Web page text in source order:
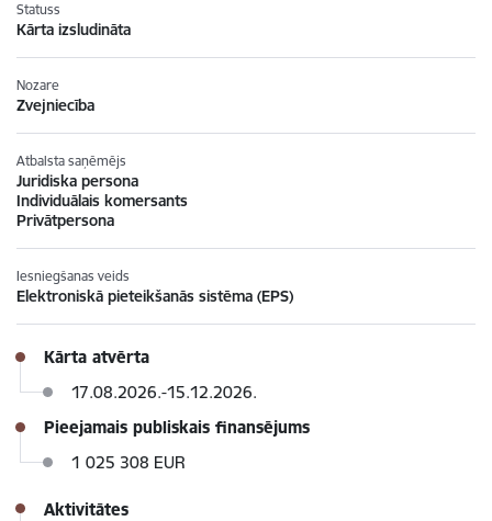
Statuss
Kārta izsludināta
Nozare
Zvejniecība
Atbalsta saņēmējs
Juridiska persona
Individuālais komersants
Privātpersona
Iesniegšanas veids
Elektroniskā pieteikšanās sistēma (EPS)
Kārta atvērta
17.08.2026.-15.12.2026.
Pieejamais publiskais finansējums
1 025 308 EUR
Aktivitātes